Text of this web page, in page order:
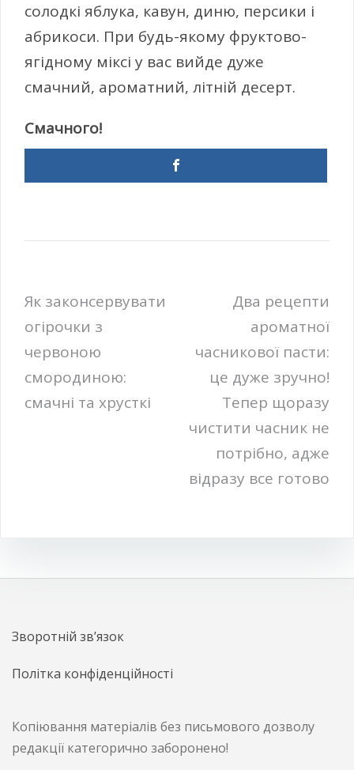
солодкі яблука, кавун, диню, персики і
абрикоси. При будь-якому фруктово-
ягідному міксі у вас вийде дуже
смачний, ароматний, літній десерт.
Смачного!
Навігація
записів
Як законсервувати
огірочки з
червоною
смородиною:
смачні та хрусткі
Два рецепти
ароматної
часникової пасти:
це дуже зручно!
Тепер щоразу
чистити часник не
потрібно, адже
відразу все готово
Зворотній зв’язок
Політка конфіденційності
Копіювання матеріалів без письмового дозволу
редакції категорично заборонено!